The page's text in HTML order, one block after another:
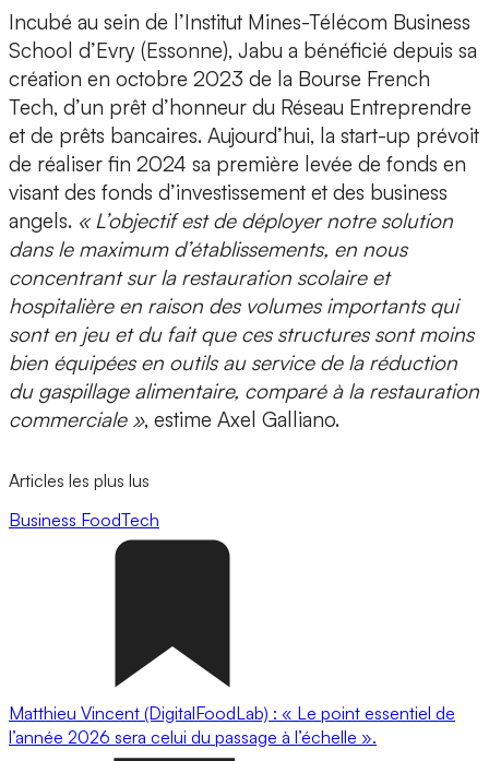
Incubé au sein de l’Institut Mines-Télécom Business
School d’Evry (Essonne), Jabu a bénéficié depuis sa
création en octobre 2023 de la Bourse French
Tech, d’un prêt d’honneur du Réseau Entreprendre
et de prêts bancaires. Aujourd’hui, la start-up prévoit
de réaliser fin 2024 sa première levée de fonds en
visant des fonds d’investissement et des business
angels. « L’objectif est de déployer notre solution
dans le maximum d’établissements, en nous
concentrant sur la restauration scolaire et
hospitalière en raison des volumes importants qui
sont en jeu et du fait que ces structures sont moins
bien équipées en outils au service de la réduction
du gaspillage alimentaire, comparé à la restauration
commerciale », estime Axel Galliano.
Articles les plus lus
Business FoodTech
Matthieu Vincent (DigitalFoodLab) : « Le point essentiel de
l’année 2026 sera celui du passage à l’échelle ».